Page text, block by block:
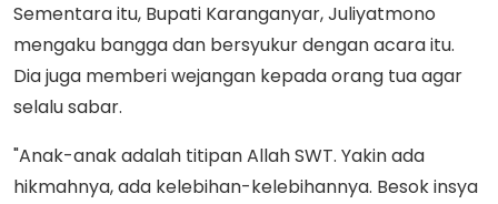
Sementara itu, Bupati Karanganyar, Juliyatmono
mengaku bangga dan bersyukur dengan acara itu.
Dia juga memberi wejangan kepada orang tua agar
selalu sabar.
"Anak-anak adalah titipan Allah SWT. Yakin ada
hikmahnya, ada kelebihan-kelebihannya. Besok insya